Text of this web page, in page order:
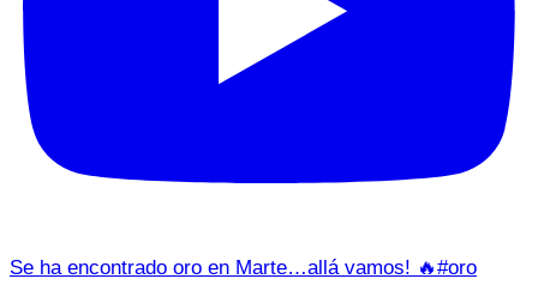
Se ha encontrado oro en Marte…allá vamos! 🔥#oro